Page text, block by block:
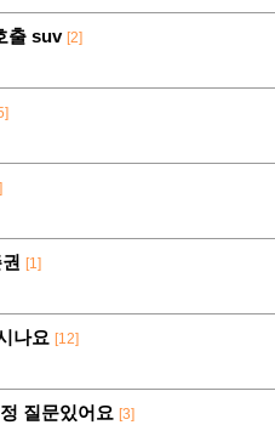
출 suv [2]
[1]
나요 [12]
질문있어요 [3]